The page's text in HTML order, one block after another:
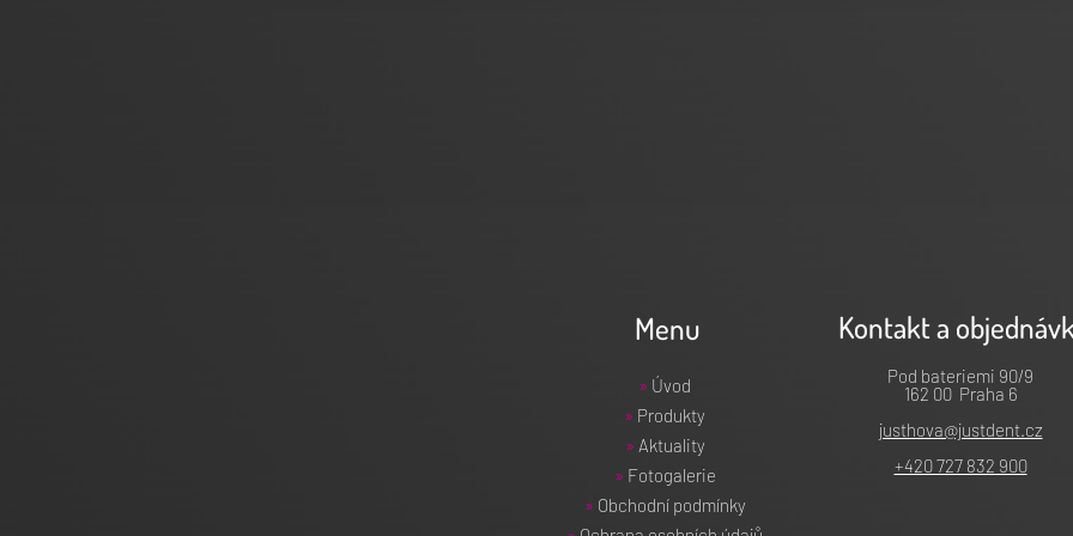
Menu
» Úvod
» Produkty
» Aktuality
» Fotogalerie
» Obchodní podmínky
Kontakt a
Pod bateriemi 90/9
162 00 Praha 6
justhova@justdent.cz
+420 727 832 900